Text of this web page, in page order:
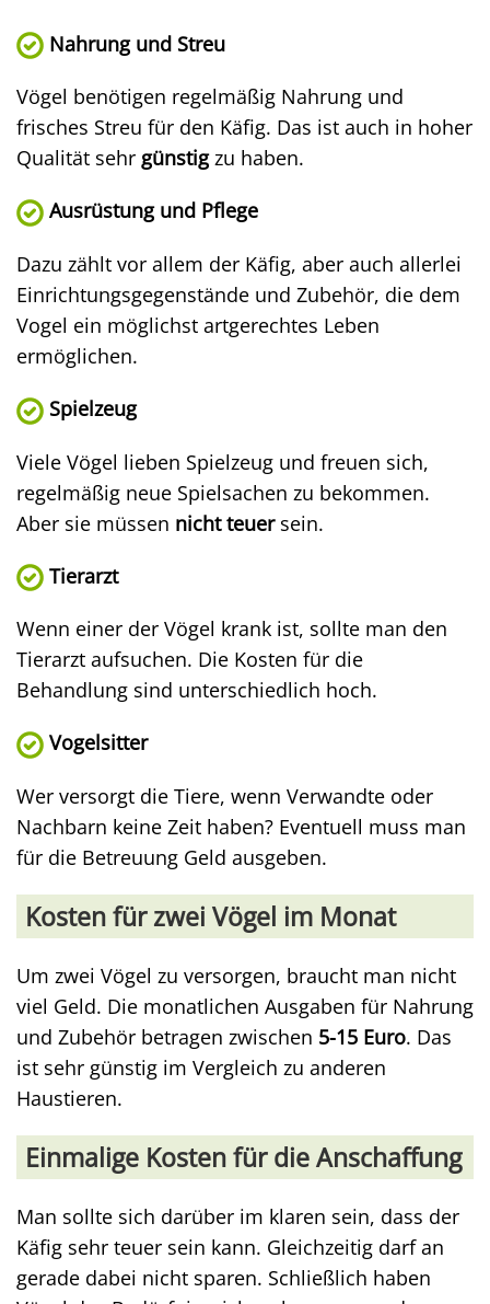
Nahrung und Streu
Vögel benötigen regelmäßig Nahrung und
frisches Streu für den Käfig. Das ist auch in hoher
Qualität sehr günstigzu haben.
Ausrüstung und Pflege
Dazu zählt vor allem der Käfig, aber auch allerlei
Einrichtungsgegenstände und Zubehör, die dem
Vogel ein möglichst artgerechtes Leben
ermöglichen.
Spielzeug
Viele Vögel lieben Spielzeug und freuen sich,
regelmäßig neue Spielsachen zu bekommen.
Aber sie müssen nicht teuersein.
Tierarzt
Wenn einer der Vögel krank ist, sollte man den
Tierarzt aufsuchen. Die Kosten für die
Behandlung sind unterschiedlich hoch.
Vogelsitter
Wer versorgt die Tiere, wenn Verwandte oder
Nachbarn keine Zeit haben? Eventuell muss man
für die Betreuung Geld ausgeben.
Kosten für zwei Vögel im Monat
Um zwei Vögel zu versorgen, braucht man nicht
viel Geld. Die monatlichen Ausgaben für Nahrung
und Zubehör betragen zwischen 5-15 Euro. Das
ist sehr günstig im Vergleich zu anderen
Haustieren.
Einmalige Kosten für die Anschaffung
Man sollte sich darüber im klaren sein, dass der
Käfig sehr teuer sein kann. Gleichzeitig darf an
gerade dabei nicht sparen. Schließlich haben